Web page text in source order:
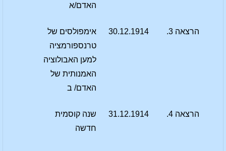
האדם/א
הרצאה 3. 30.12.1914
אימפולסים של
טרנספורמציה
למען האבולוציה
האמנותית של
האדם/ ב
הרצאה 4. 31.12.1914
שנה קוסמית
חדשה